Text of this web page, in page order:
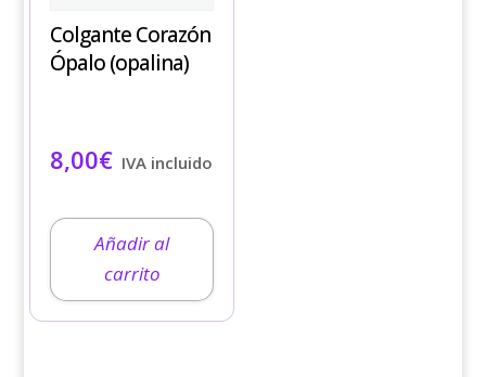
Colgante Corazón
Ópalo (opalina)
8,00€ IVA incluido
Añadir al
carrito